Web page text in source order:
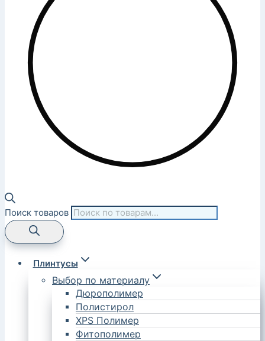
Поиск товаров
Плинтусы
Выбор по материалу
Дюрополимер
Полистирол
XPS Полимер
Фитополимер